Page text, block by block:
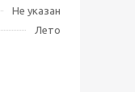
Не указан
Лето